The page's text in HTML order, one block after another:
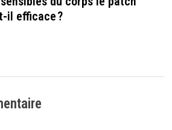
il efficace ?